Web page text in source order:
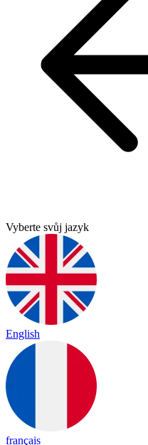
Vyberte svůj jazyk
English
français